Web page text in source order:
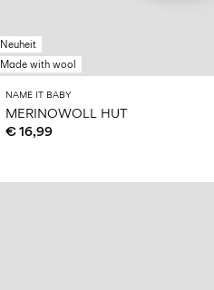
Neuheit
Made with wool
NAME IT BABY
MERINOWOLL HUT
€ 16,99